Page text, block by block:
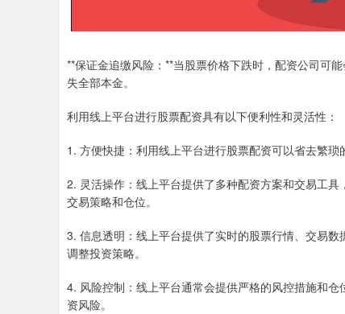
**保证金追缴风险：**当股票价格下跌时，配资公司可
失全部本金。
利用线上平台进行股票配资具有以下便利性和灵活性：
1. 方便快捷：利用线上平台进行股票配资可以省去繁
2. 灵活操作：线上平台提供了多种配资方案和交易工
交易策略和仓位。
3. 信息透明：线上平台提供了实时的股票行情、交易
调整投资策略。
4. 风险控制：线上平台通常会提供严格的风控措施和
资风险。